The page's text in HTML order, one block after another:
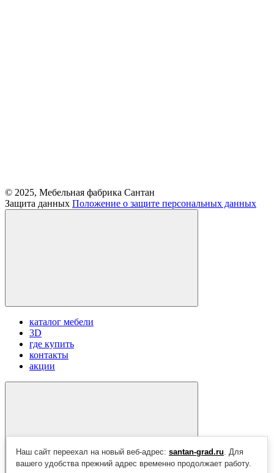
© 2025, Мебельная фабрика Сантан
Защита данных Положение о защите персональных данных
каталог мебели
3D
где купить
контакты
акции
Наш сайт переехал на новый веб-адрес: santan-grad.ru. Для
вашего удобства прежний адрес временно продолжает работу.